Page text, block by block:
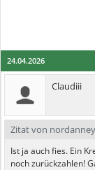
24.04.2026
Claudiii
Zitat von
Ist ja auch fies. Ein
noch zurückzahlen!